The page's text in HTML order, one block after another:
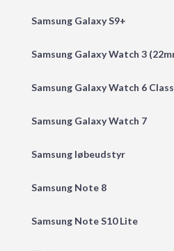
Samsung Galaxy S9+
Samsung Galaxy Watch 3
Samsung Galaxy Watch 6
Samsung Galaxy Watch 7
Samsung løbeudstyr
Samsung Note 8
Samsung Note S10 Lite